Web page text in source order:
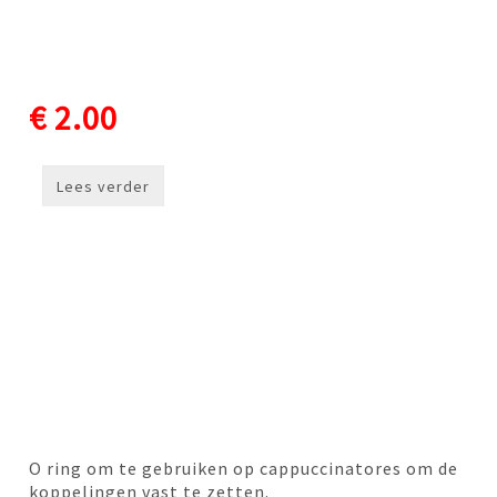
€ 2.00
Lees verder
O ring om te gebruiken op cappuccinatores om de
koppelingen vast te zetten.